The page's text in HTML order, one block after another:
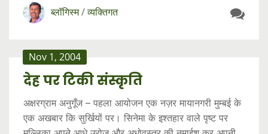
ब्लॉगिस्म/व्यक्तिगत
Nov 1, 2004
देह पर टिकी संस्कृति
अक्षरग्राम अनुगूँज – पहला आयोजन एक नज़र मायानगरी मुम्बई के
एक अखबार कि सुर्खियों पर। सिनेमा के इश्तहार वाले पृष्ट पर